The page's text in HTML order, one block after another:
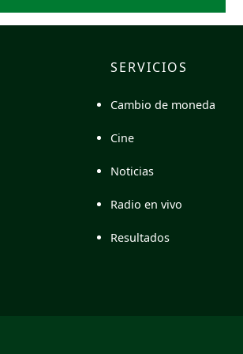
SERVICIOS
Cambio de moneda
Cine
Noticias
Radio en vivo
Resultados